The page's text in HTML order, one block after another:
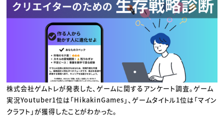
CREATIVE VILLAGEからのお知らせ
プロフェッショナル×つながる×メディア
株式会社ゲムトレが発表した、ゲームに関するアンケート調査。ゲーム
実況Youtuber1位は「HikakinGames」、ゲームタイトル1位は「マイン
クラフト」が獲得したことがわかった。